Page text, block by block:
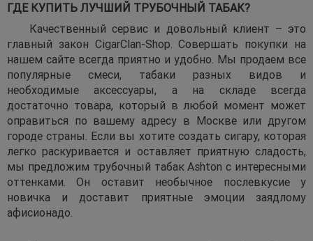
ГДЕ КУПИТЬ ЛУЧШИЙ ТРУБОЧНЫЙ ТАБАК?
Качественный сервис и довольный клиент – это
главный закон CigarClan-Shop. Совершать покупки на
нашем сайте всегда приятно и удобно. Мы продаем все
популярные смеси, табаки разных видов и
необходимые аксессуары, а на складе всегда
достаточно товара, который в любой момент может
оправиться по вашему адресу в Москве или другом
городе страны. Если вы хотите создать сигару, которая
легко раскуривается и оставляет приятную сладость,
мы предложим трубочный табак Ashton с интересными
оттенками. Он оставит необычное послевкусие у
новичка и доставит приятные эмоции заядлому
афисионадо.